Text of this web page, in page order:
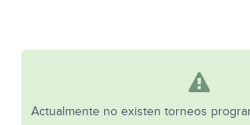
Actualmente no existen torneos